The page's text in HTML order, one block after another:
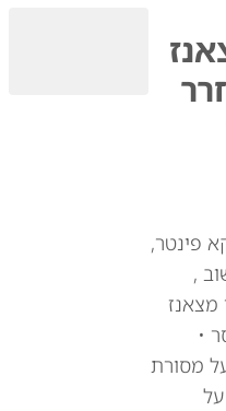
פינטר,
,
•
מסורת